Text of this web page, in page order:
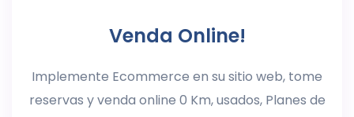
Venda Online!
Implemente Ecommerce en su sitio web, tome
reservas y venda online 0 Km, usados, Planes de